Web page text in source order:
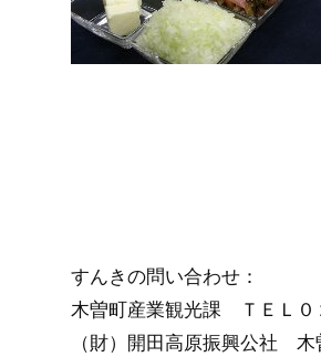
すんきの問い合わせ：
木曽町産業観光課 ＴＥＬ０
（財）開田高原振興公社